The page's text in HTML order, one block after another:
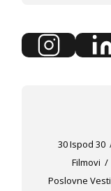
30 Ispod 30
Filmovi
Poslovne Vesti